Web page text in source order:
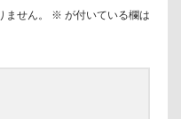
せん。 ※ が付いている欄は